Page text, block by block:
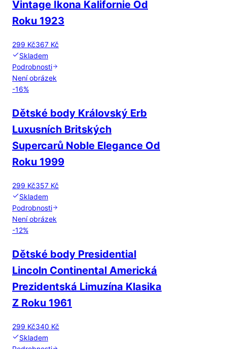
Vintage Ikona Kalifornie Od
Roku 1923
299 Kč367 Kč
Skladem
Podrobnosti
Není obrázek
-16%
Dětské body Královský Erb
Luxusních Britských
Supercarů Noble Elegance Od
Roku 1999
299 Kč357 Kč
Skladem
Podrobnosti
Není obrázek
-12%
Dětské body Presidential
Lincoln Continental Americká
Prezidentská Limuzína Klasika
Z Roku 1961
299 Kč340 Kč
Skladem